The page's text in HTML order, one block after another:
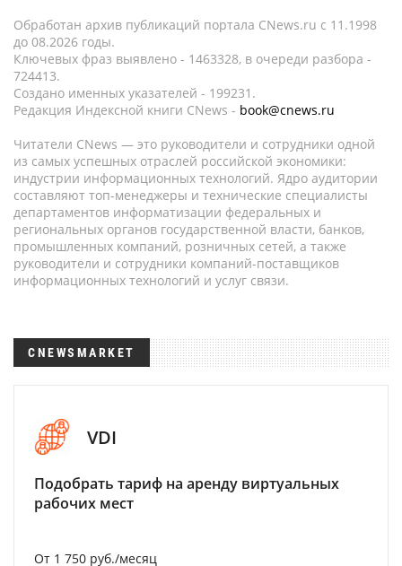
Обработан архив публикаций портала CNews.ru c 11.1998
до 08.2026 годы.
Ключевых фраз выявлено - 1463328, в очереди разбора -
724413.
Создано именных указателей - 199231.
Редакция Индексной книги CNews - book@cnews.ru
Читатели CNews — это руководители и сотрудники одной
из самых успешных отраслей российской экономики:
индустрии информационных технологий. Ядро аудитории
составляют топ-менеджеры и технические специалисты
департаментов информатизации федеральных и
региональных органов государственной власти, банков,
промышленных компаний, розничных сетей, а также
руководители и сотрудники компаний-поставщиков
информационных технологий и услуг связи.
CNEWSMARKET
VDI
Подобрать тариф на аренду виртуальных
рабочих мест
От 1 750 руб./месяц